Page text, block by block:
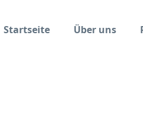
Startseite
Über uns